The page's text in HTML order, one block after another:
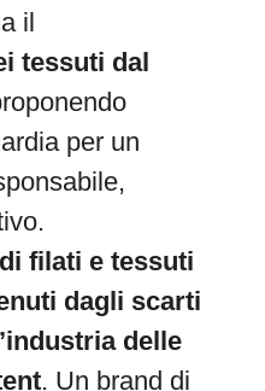
il
tessuti dal
per un
filati e tessuti
dagli scarti
delle
. Un brand di